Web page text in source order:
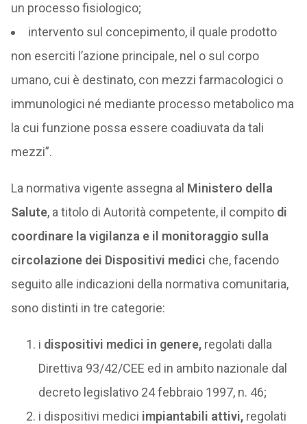
un processo fisiologico;
intervento sul concepimento, il quale prodotto
non eserciti l’azione principale, nel o sul corpo
umano, cui è destinato, con mezzi farmacologici o
immunologici né mediante processo metabolico ma
la cui funzione possa essere coadiuvata da tali
mezzi”.
La normativa vigente assegna al Ministero della
Salute, a titolo di Autorità competente, il compito di
coordinare la vigilanza e il monitoraggio sulla
circolazione dei Dispositivi medici che, facendo
seguito alle indicazioni della normativa comunitaria,
sono distinti in tre categorie:
i dispositivi medici in genere, regolati dalla
Direttiva 93/42/CEE ed in ambito nazionale dal
decreto legislativo 24 febbraio 1997, n. 46;
i dispositivi medici impiantabili attivi,regolati